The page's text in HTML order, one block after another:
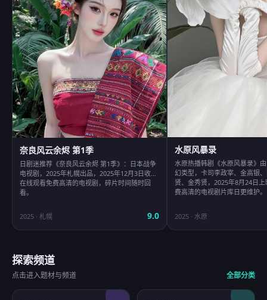
奈良风云余烬 第1季
日剧迷推荐《奈良风云余烬 第1季》：日本战争
电视剧，2025年札幌出品，2025年12月3日收录
在线观看免费高清的电视剧，碎片时间随时回
看。
2025 · 札幌 9.0
水原风暴录
水原热播韩剧《水原风暴录》
幻类型，卡司李政宰、金高银
贤、金秀贤，2025年8月24日
费高清的电视剧片库日更维护。
2025 · 水原
探索频道
点击进入题材与频道 全部分类